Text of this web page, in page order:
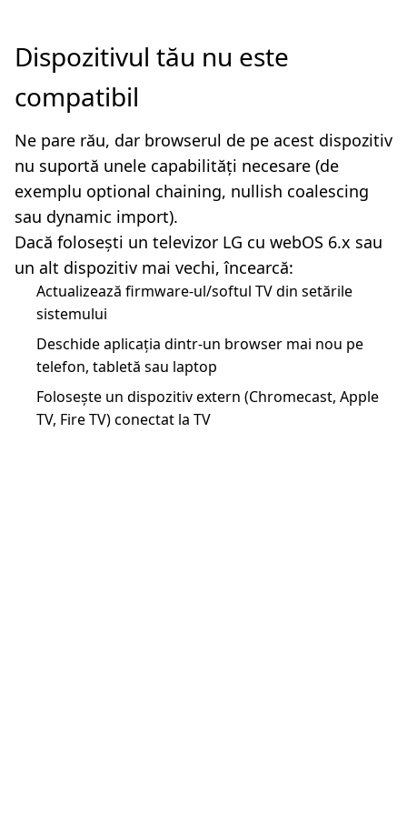
Dispozitivul tău nu este
compatibil
Ne pare rău, dar browserul de pe acest dispozitiv
nu suportă unele capabilități necesare (de
exemplu optional chaining, nullish coalescing
sau dynamic import).
Dacă folosești un televizor LG cu webOS 6.x sau
un alt dispozitiv mai vechi, încearcă:
Actualizează firmware-ul/softul TV din setările
sistemului
Deschide aplicația dintr-un browser mai nou pe
telefon, tabletă sau laptop
Folosește un dispozitiv extern (Chromecast, Apple
TV, Fire TV) conectat la TV